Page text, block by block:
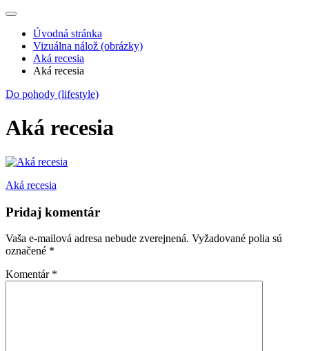
Úvodná stránka
Vizuálna nálož (obrázky)
Aká recesia
Aká recesia
Do pohody (lifestyle)
Aká recesia
Navigácia
v
článku
Aká recesia
Pridaj komentár
Vaša e-mailová adresa nebude zverejnená. Vyžadované polia sú
označené *
Komentár *